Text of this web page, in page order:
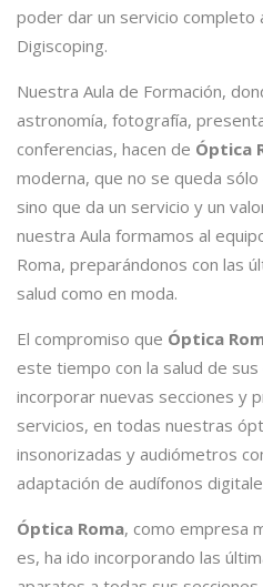
poder dar un servicio completo
Digiscoping.
Nuestra Aula de Formación,
astronomía, fotografía,
conferencias, hacen de Óptica
moderna, que no se queda
sino que da un servicio y un
nuestra Aula formamos al
Roma, preparándonos con las
salud como en moda.
El compromiso que Óptica
este tiempo con la salud de
incorporar nuevas secciones y
servicios, en todas nuestras
insonorizadas y audiómetros
adaptación de audífonos
Óptica Roma, como empresa
es, ha ido incorporando las